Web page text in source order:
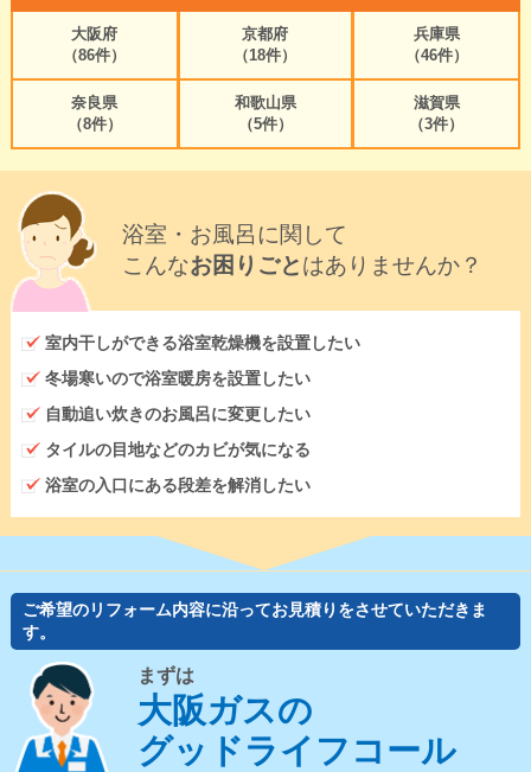
大阪府
（86件）
京都府
（18件）
兵庫県
（46件）
奈良県
（8件）
和歌山県
（5件）
滋賀県
（3件）
浴室・お風呂に関して
こんなお困りごとはありませんか？
室内干しができる浴室乾燥機を設置したい
冬場寒いので浴室暖房を設置したい
自動追い炊きのお風呂に変更したい
タイルの目地などのカビが気になる
浴室の入口にある段差を解消したい
ご希望のリフォーム内容に沿ってお見積りをさせていただきま
す。
まずは
大阪ガスの
グッドライフコール